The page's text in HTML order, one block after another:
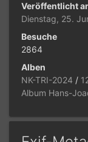
Veröffentlicht
Dienstag, 25.
Besuche
2864
Alben
NK-TRI-2024 /
Album Hans-